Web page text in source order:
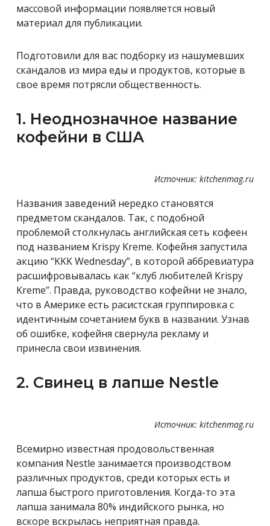
массовой информации появляется новый
материал для публикации.
Подготовили для вас подборку из нашумевших
скандалов из мира еды и продуктов, которые в
свое время потрясли общественность.
1. Неоднозначное название
кофейни в США
Источник: kitchenmag.ru
Названия заведений нередко становятся
предметом скандалов. Так, с подобной
проблемой столкнулась английская сеть кофеен
под названием Krispy Kreme. Кофейня запустила
акцию “KKK Wednesday”, в которой аббревиатура
расшифровывалась как “клуб любителей Krispy
Kreme”. Правда, руководство кофейни не знало,
что в Америке есть расистская группировка с
идентичным сочетанием букв в названии. Узнав
об ошибке, кофейня свернула рекламу и
принесла свои извинения.
2. Свинец в лапше Nestle
Источник: kitchenmag.ru
Всемирно известная продовольственная
компания Nestle занимается производством
различных продуктов, среди которых есть и
лапша быстрого приготовления. Когда-то эта
лапша занимала 80% индийского рынка, но
вскоре вскрылась неприятная правда.